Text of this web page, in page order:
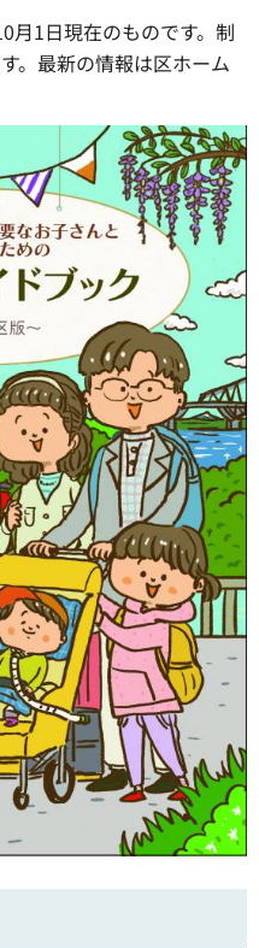
月1日現在のものです。制
。最新の情報は区ホーム